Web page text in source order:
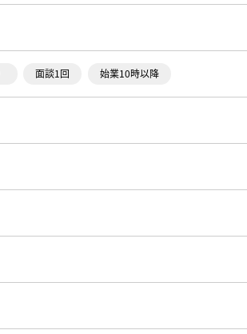
面談1回 始業10時以降